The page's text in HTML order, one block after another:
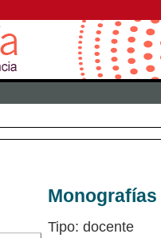
Tipo: docente